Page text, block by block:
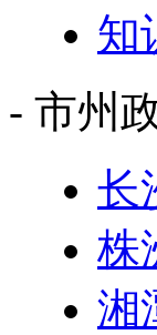
知
- 市州
长
株
湘